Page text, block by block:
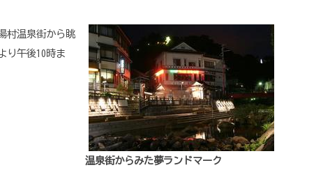
温泉街からみた夢ランドマーク
村温泉街から眺
り午後10時ま